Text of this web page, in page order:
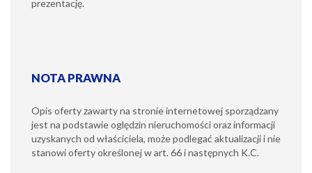
prezentację.
NOTA PRAWNA
Opis oferty zawarty na stronie internetowej sporządzany
jest na podstawie oględzin nieruchomości oraz informacji
uzyskanych od właściciela, może podlegać aktualizacji i nie
stanowi oferty określonej w art. 66 i następnych K.C.